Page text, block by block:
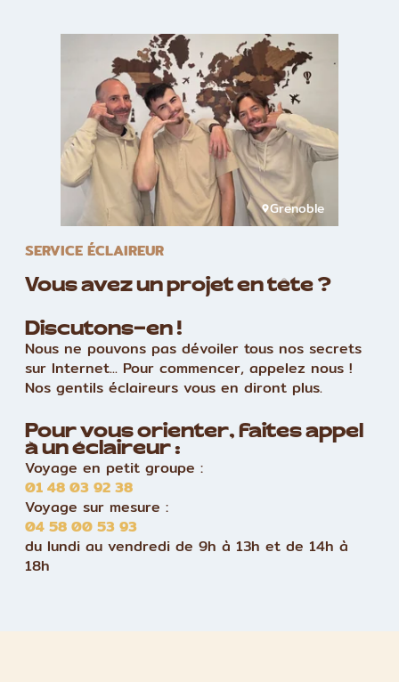
Grenoble
SERVICE ÉCLAIREUR
Vous avez un projet en tête ?
Discutons-en !
Nous ne pouvons pas dévoiler tous nos secrets
sur Internet... Pour commencer, appelez nous !
Nos gentils éclaireurs vous en diront plus.
Pour vous orienter, faites appel
à un éclaireur :
Voyage en petit groupe :
01 48 03 92 38
Voyage sur mesure :
04 58 00 53 93
du lundi au vendredi de 9h à 13h et de 14h à
18h